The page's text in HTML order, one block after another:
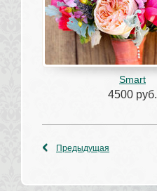
Smart
4500 руб.
Предыдущая